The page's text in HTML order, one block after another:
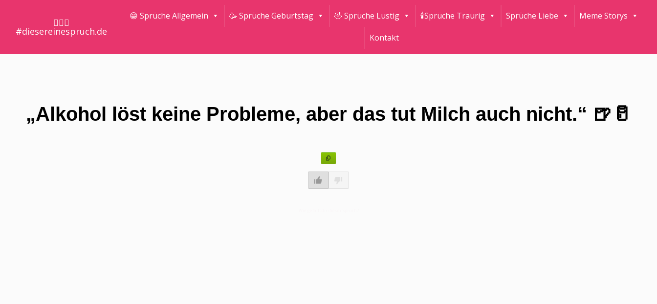
🤷🏼‍♀️
#diesereinespruch.de
😁 Sprüche Allgemein 🥳 Sprüche Geburtstag 🤣 Sprüche Lustig 🕯Sprüche Traurig Sprüche Liebe Meme Storys
Kontakt
„Alkohol löst keine Probleme, aber das tut Milch auch nicht.“ 🍺🥛